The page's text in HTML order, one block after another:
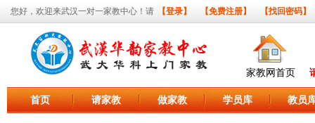
您好，欢迎来武汉一对一家教中心！请 【登录】 【免费注册】 【找回密码】
家教网首页
首页 请家教 做家教 学员库 教员